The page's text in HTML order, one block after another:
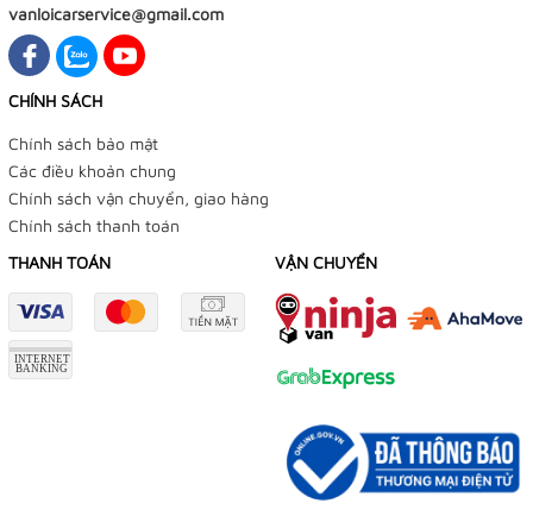
vanloicarservice@gmail.com
CHÍNH SÁCH
Chính sách bảo mật
Các điều khoản chung
Chính sách vận chuyển, giao hàng
Chính sách thanh toán
THANH TOÁN
VẬN CHUYỂN